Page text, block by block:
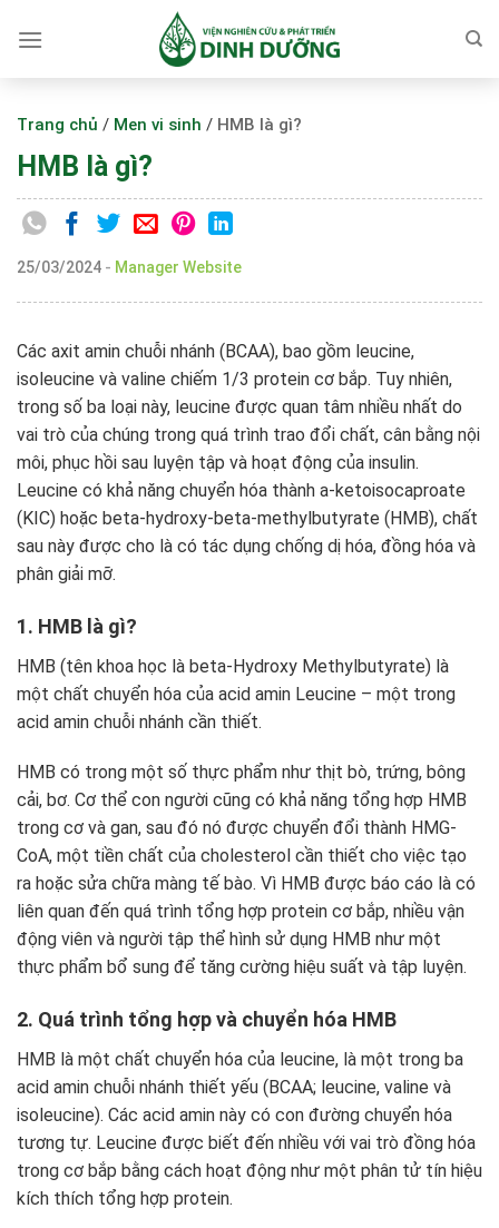
Trang chủ / Men vi sinh / HMB là gì?
HMB là gì?
25/03/2024 - Manager Website
Các axit amin chuỗi nhánh (BCAA), bao gồm leucine,
isoleucine và valine chiếm 1/3 protein cơ bắp. Tuy nhiên,
trong số ba loại này, leucine được quan tâm nhiều nhất do
vai trò của chúng trong quá trình trao đổi chất, cân bằng nội
môi, phục hồi sau luyện tập và hoạt động của insulin.
Leucine có khả năng chuyển hóa thành a-ketoisocaproate
(KIC) hoặc beta-hydroxy-beta-methylbutyrate (HMB), chất
sau này được cho là có tác dụng chống dị hóa, đồng hóa và
phân giải mỡ.
1. HMB là gì?
HMB (tên khoa học là beta-Hydroxy Methylbutyrate) là
một chất chuyển hóa của acid amin Leucine – một trong
acid amin chuỗi nhánh cần thiết.
HMB có trong một số thực phẩm như thịt bò, trứng, bông
cải, bơ. Cơ thể con người cũng có khả năng tổng hợp HMB
trong cơ và gan, sau đó nó được chuyển đổi thành HMG-
CoA, một tiền chất của cholesterol cần thiết cho việc tạo
ra hoặc sửa chữa màng tế bào. Vì HMB được báo cáo là có
liên quan đến quá trình tổng hợp protein cơ bắp, nhiều vận
động viên và người tập thể hình sử dụng HMB như một
thực phẩm bổ sung để tăng cường hiệu suất và tập luyện.
2. Quá trình tổng hợp và chuyển hóa HMB
HMB là một chất chuyển hóa của leucine, là một trong ba
acid amin chuỗi nhánh thiết yếu (BCAA; leucine, valine và
isoleucine). Các acid amin này có con đường chuyển hóa
tương tự. Leucine được biết đến nhiều với vai trò đồng hóa
trong cơ bắp bằng cách hoạt động như một phân tử tín hiệu
kích thích tổng hợp protein.